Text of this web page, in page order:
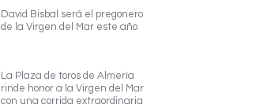
David Bisbal será el pregonero
de la Virgen del Mar este año
La Plaza de toros de Almería
rinde honor a la Virgen del Mar
con una corrida extraordinaria